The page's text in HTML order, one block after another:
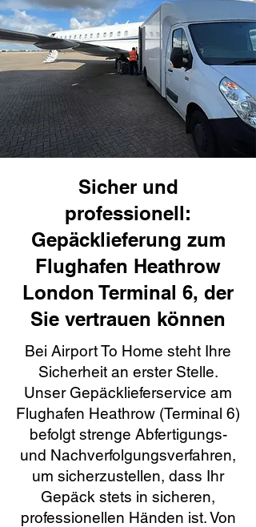
Sicher und
professionell:
Gepäcklieferung zum
Flughafen Heathrow
London Terminal 6, der
Sie vertrauen können
Bei Airport To Home steht Ihre
Sicherheit an erster Stelle.
Unser Gepäcklieferservice am
Flughafen Heathrow (Terminal 6)
befolgt strenge Abfertigungs-
und Nachverfolgungsverfahren,
um sicherzustellen, dass Ihr
Gepäck stets in sicheren,
professionellen Händen ist. Von